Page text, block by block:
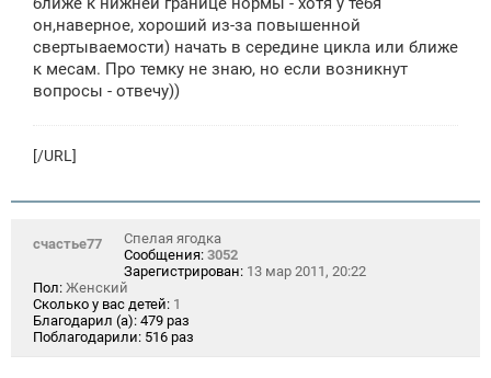
он,наверное, хороший из-за повышенной
свертываемости) начать в середине цикла или ближе
к месам. Про темку не знаю, но если возникнут
вопросы - отвечу))
[/URL]
счастье77
Спелая ягодка
Сообщения: 3052
Зарегистрирован: 13 мар 2011, 20:22
Пол: Женский
Сколько у вас детей: 1
Благодарил (а): 479 раз
Поблагодарили: 516 раз